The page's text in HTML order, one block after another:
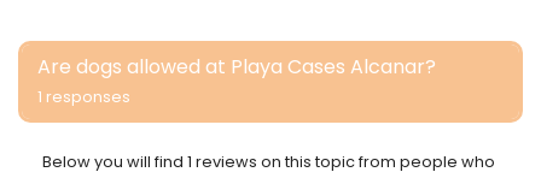
Are dogs allowed at Playa Cases Alcanar?
1 responses
Below you will find 1 reviews on this topic from people who